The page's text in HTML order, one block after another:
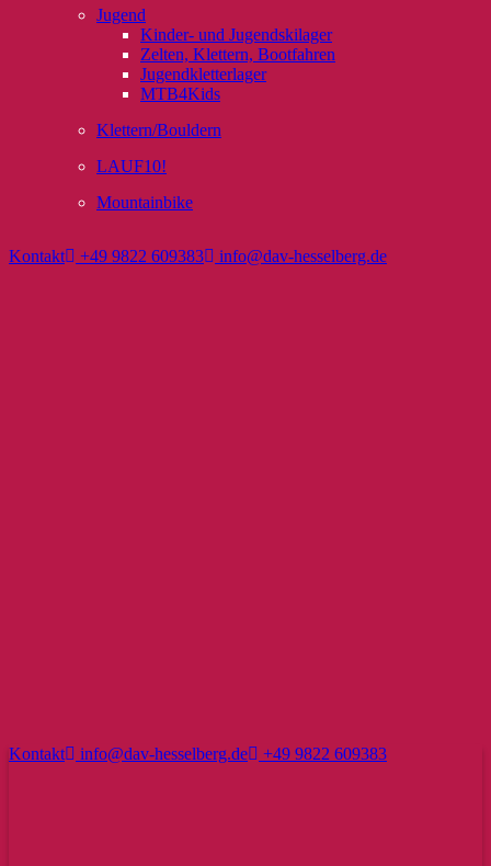
Jugend
Kinder- und Jugendskilager
Zelten, Klettern, Bootfahren
Jugendkletterlager
MTB4Kids
Klettern/Bouldern
LAUF10!
Mountainbike
Kontakt +49 9822 609383 info@dav-hesselberg.de
Kontakt info@dav-hesselberg.de +49 9822 609383